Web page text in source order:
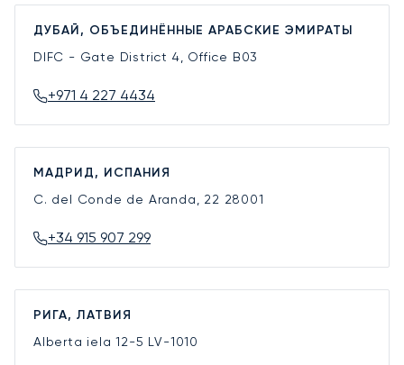
ДУБАЙ, ОБЪЕДИНЁННЫЕ АРАБСКИЕ ЭМИРАТЫ
DIFC - Gate District 4, Office B03
+971 4 227 4434
МАДРИД, ИСПАНИЯ
C. del Conde de Aranda, 22 28001
+34 915 907 299
РИГА, ЛАТВИЯ
Alberta iela 12-5 LV-1010